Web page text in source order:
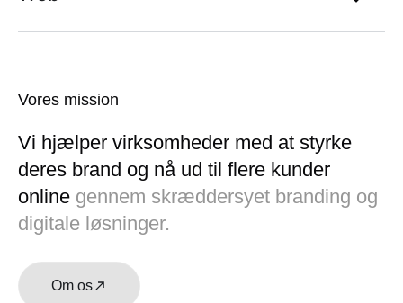
Vores mission
Vi hjælper virksomheder med at styrke
deres brand og nå ud til flere kunder
online gennem skræddersyet branding og
digitale løsninger.
Om os